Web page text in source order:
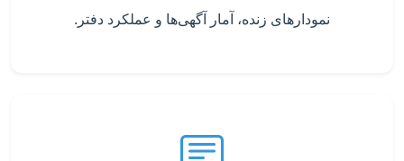
نمودارهای زنده، آمار آگهی‌ها و عملکرد دفتر.